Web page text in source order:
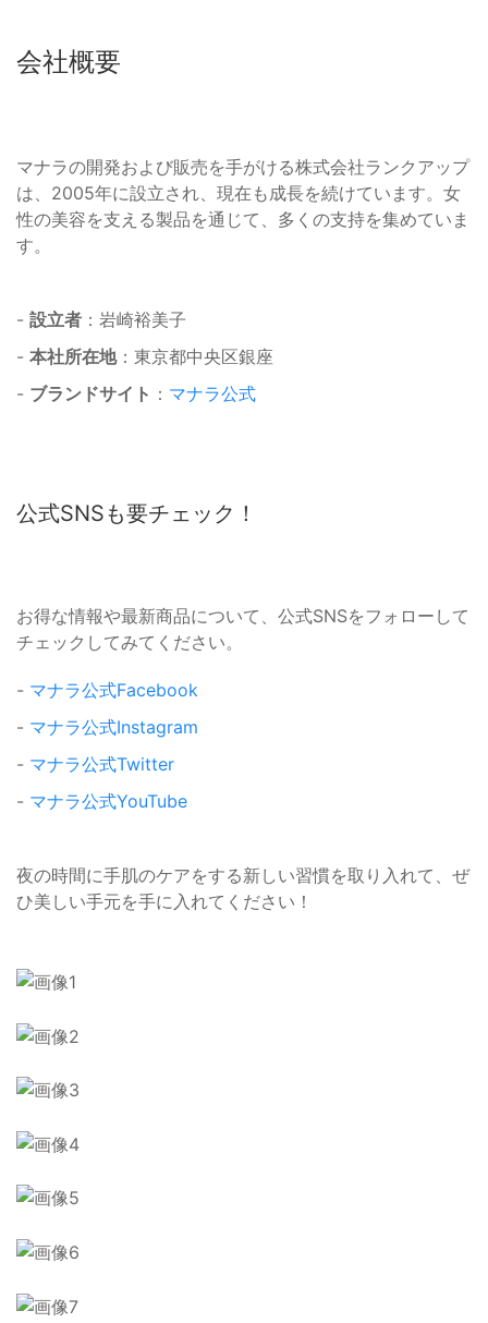
会社概要
マナラの開発および販売を手がける株式会社ランクアップ
は、2005年に設立され、現在も成長を続けています。女
性の美容を支える製品を通じて、多くの支持を集めていま
す。
- 設立者 ：岩崎裕美子
- 本社所在地：東京都中央区銀座
- ブランドサイト ： マナラ公式
公式SNSも要チェック！
お得な情報や最新商品について、公式SNSをフォローして
チェックしてみてください。
- マナラ公式Facebook
- マナラ公式Instagram
- マナラ公式Twitter
- マナラ公式YouTube
夜の時間に手肌のケアをする新しい習慣を取り入れて、ぜ
ひ美しい手元を手に入れてください！